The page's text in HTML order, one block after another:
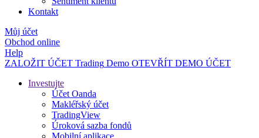
Kontakt
Můj účet
Obchod online
Help
ZALOŽIT ÚČET Trading Demo OTEVŘÍT DEMO ÚČET
Investujte
Účet Oanda
Makléřský účet
TradingView
Úroková sazba fondů
Mobilní aplikace